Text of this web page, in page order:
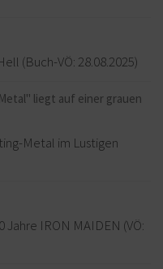
(Buch-VÖ: 28.08.2025)
Metal im Lustigen
Jahre IRON MAIDEN (VÖ: